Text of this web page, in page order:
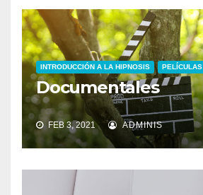
INTRODUCCIÓN A LA HIPNOSIS PELÍCULAS
Documentales
FEB 3, 2021 ADMINIS